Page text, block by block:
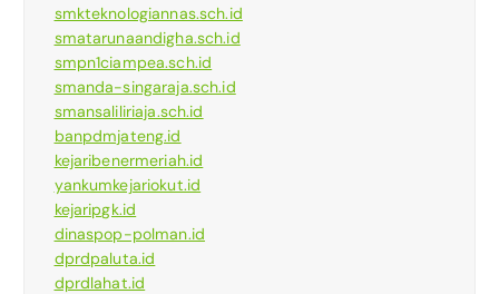
smkteknologiannas.sch.id
smatarunaandigha.sch.id
smpn1ciampea.sch.id
smanda-singaraja.sch.id
smansaliliriaja.sch.id
banpdmjateng.id
kejaribenermeriah.id
yankumkejariokut.id
kejaripgk.id
dinaspop-polman.id
dprdpaluta.id
dprdlahat.id